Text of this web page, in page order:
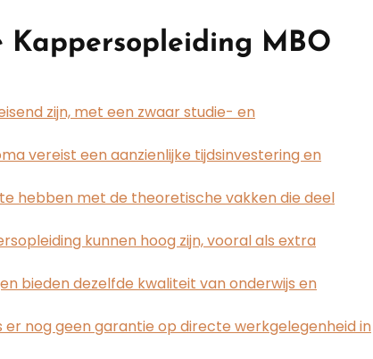
Kappersopleiding MBO
zijn, met een zwaar studie- en
vereist een aanzienlijke tijdsinvestering en
hebben met de theoretische vakken die deel
kunnen hoog zijn, vooral als extra
bieden dezelfde kwaliteit van onderwijs en
nog geen garantie op directe werkgelegenheid in